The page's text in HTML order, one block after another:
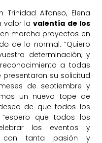
Alfonso, Elena
valor lavalentía de los
marcha proyectos en
de lo normal: “Quiero
determinación, y
a todas
su solicitud
de septiembre y
un nuevo tope de
de que todos los
que todos los
los eventos y
con tanta pasión y